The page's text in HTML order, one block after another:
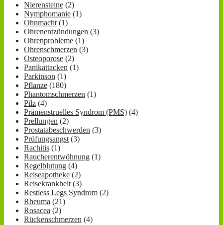
Nierensteine (2)
Nymphomanie (1)
Ohnmacht (1)
Ohrenentzündungen (3)
Ohrenprobleme (1)
Ohrenschmerzen (3)
Osteoporose (2)
Panikattacken (1)
Parkinson (1)
Pflanze (180)
Phantomschmerzen (1)
Pilz (4)
Prämenstruelles Syndrom (PMS) (4)
Prellungen (2)
Prostatabeschwerden (3)
Prüfungsangst (3)
Rachitis (1)
Raucherentwöhnung (1)
Regelblutung (4)
Reiseapotheke (2)
Reisekrankheit (3)
Restless Legs Syndrom (2)
Rheuma (21)
Rosacea (2)
Rückenschmerzen (4)